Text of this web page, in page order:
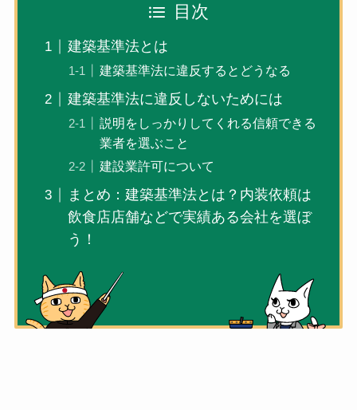
目次
建築基準法とは
建築基準法に違反するとどうなる
建築基準法に違反しないためには
説明をしっかりしてくれる信頼できる
業者を選ぶこと
建設業許可について
まとめ：建築基準法とは？内装依頼は
飲食店店舗などで実績ある会社を選ぼ
う！